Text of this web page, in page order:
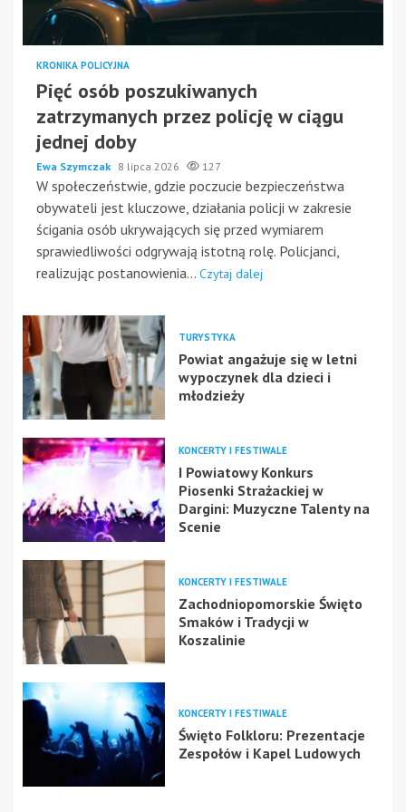
KRONIKA POLICYJNA
Pięć osób poszukiwanych
zatrzymanych przez policję w ciągu
jednej doby
Ewa Szymczak 8 lipca 2026 127
W społeczeństwie, gdzie poczucie bezpieczeństwa
obywateli jest kluczowe, działania policji w zakresie
ścigania osób ukrywających się przed wymiarem
sprawiedliwości odgrywają istotną rolę. Policjanci,
realizując postanowienia... Czytaj dalej
TURYSTYKA
Powiat angażuje się w letni
wypoczynek dla dzieci i
młodzieży
KONCERTY I FESTIWALE
I Powiatowy Konkurs
Piosenki Strażackiej w
Dargini: Muzyczne Talenty na
Scenie
KONCERTY I FESTIWALE
Zachodniopomorskie Święto
Smaków i Tradycji w
Koszalinie
KONCERTY I FESTIWALE
Święto Folkloru: Prezentacje
Zespołów i Kapel Ludowych